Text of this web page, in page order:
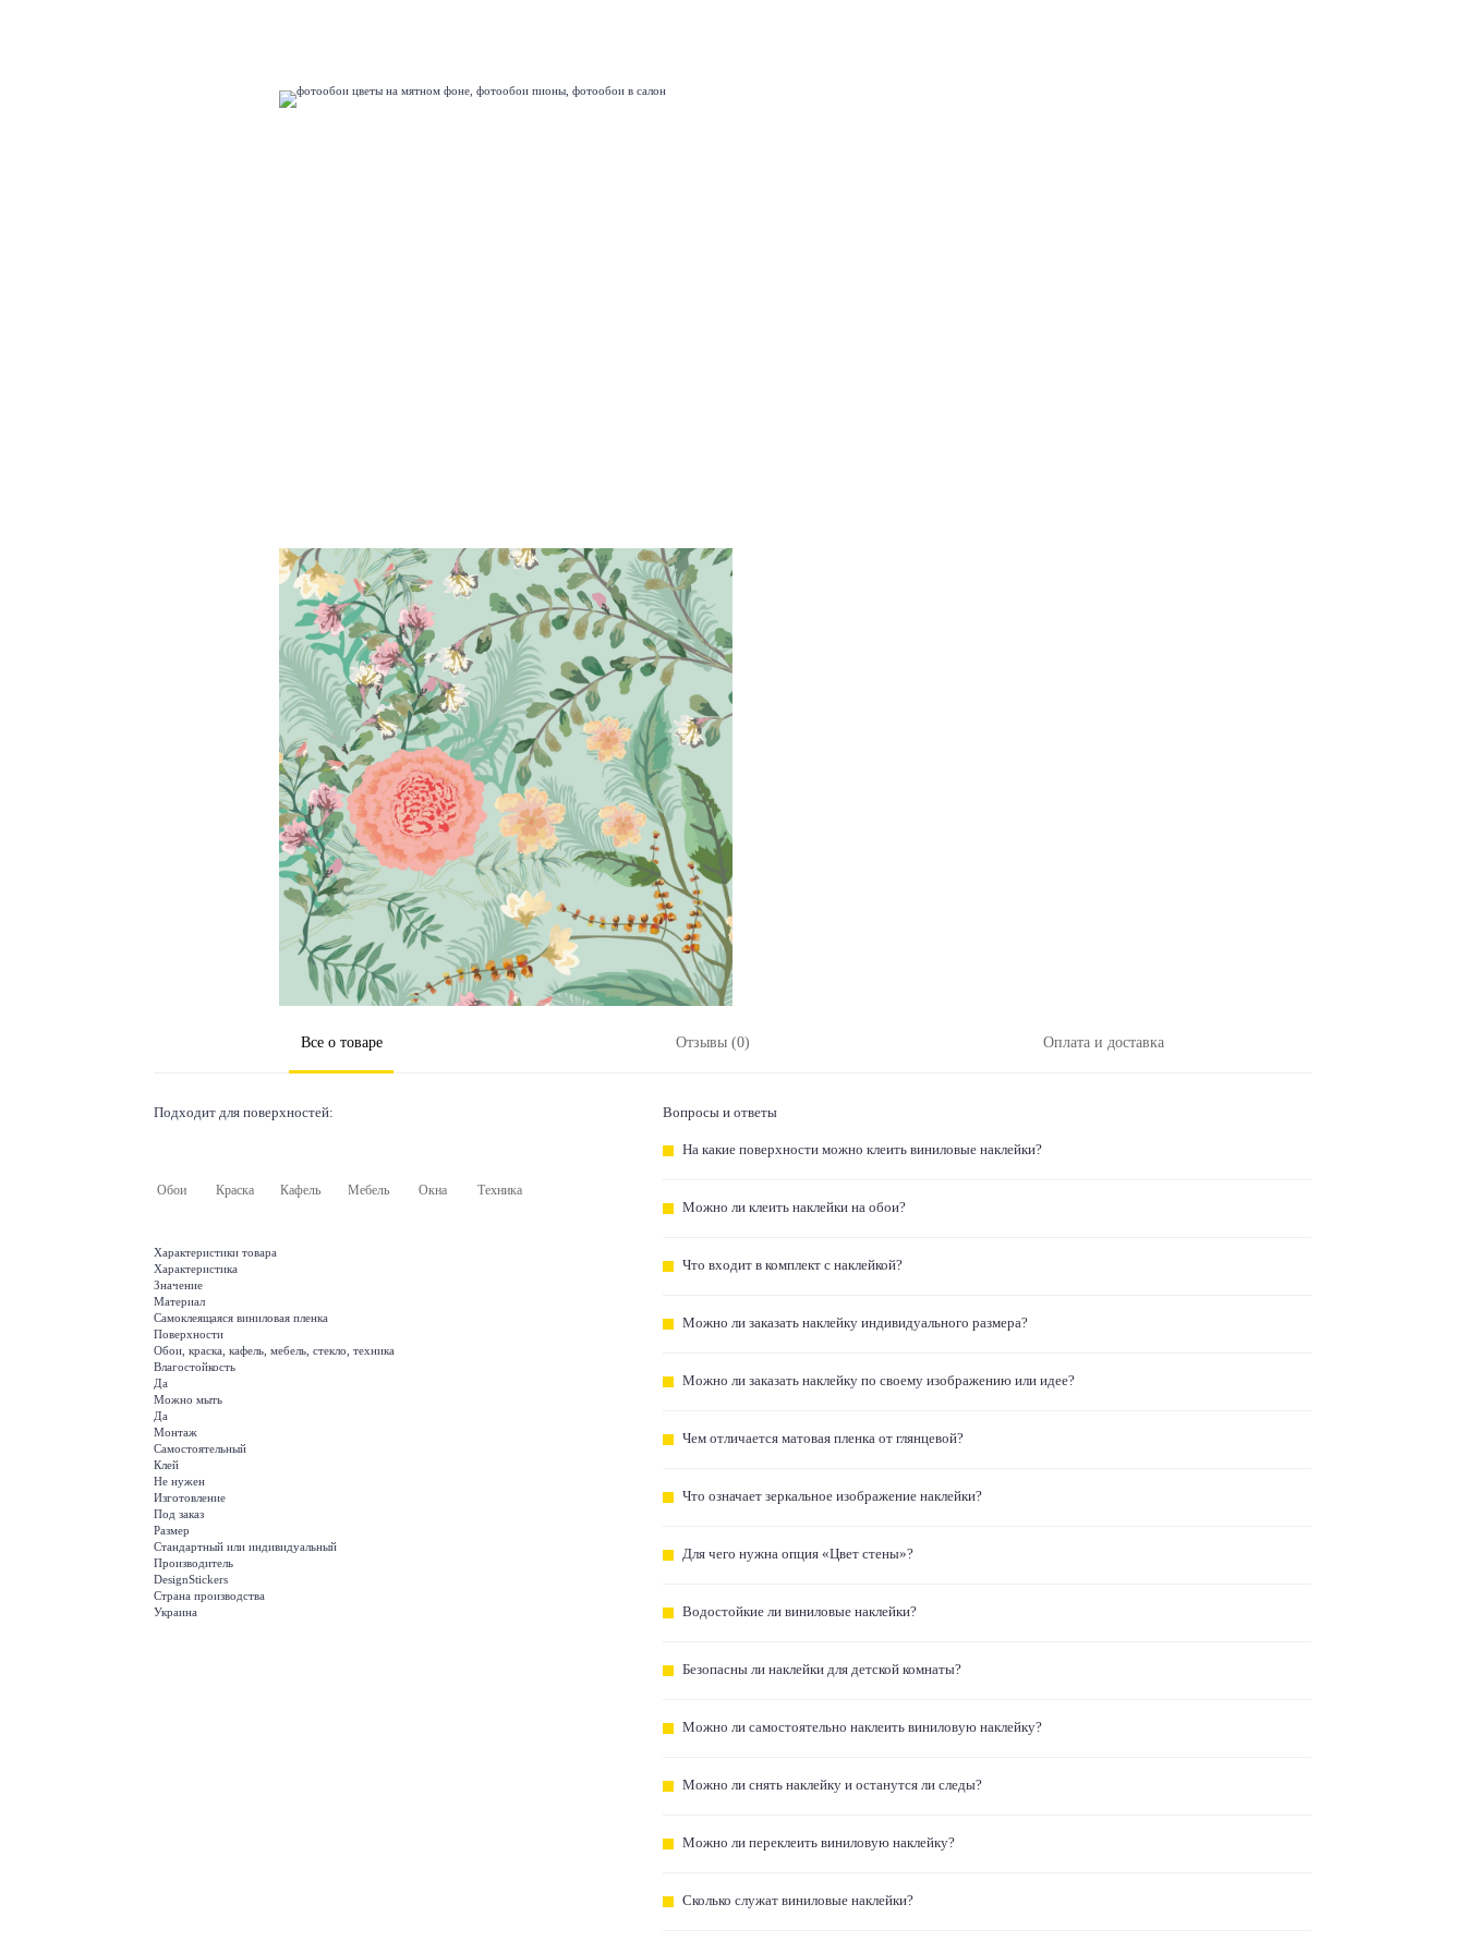
Все о товаре Отзывы (0) Оплата и доставка
Подходит для поверхностей:
Обои Краска Кафель Мебель Окна Техника
Характеристики товара
Характеристика
Значение
Материал
Самоклеящаяся виниловая пленка
Поверхности
Обои, краска, кафель, мебель, стекло, техника
Влагостойкость
Да
Можно мыть
Да
Монтаж
Самостоятельный
Клей
Не нужен
Изготовление
Под заказ
Размер
Стандартный или индивидуальный
Производитель
DesignStickers
Страна производства
Украина
Вопросы и ответы
На какие поверхности можно клеить виниловые наклейки?
Можно ли клеить наклейки на обои?
Что входит в комплект с наклейкой?
Можно ли заказать наклейку индивидуального размера?
Можно ли заказать наклейку по своему изображению или идее?
Чем отличается матовая пленка от глянцевой?
Что означает зеркальное изображение наклейки?
Для чего нужна опция «Цвет стены»?
Водостойкие ли виниловые наклейки?
Безопасны ли наклейки для детской комнаты?
Можно ли самостоятельно наклеить виниловую наклейку?
Можно ли снять наклейку и останутся ли следы?
Можно ли переклеить виниловую наклейку?
Сколько служат виниловые наклейки?